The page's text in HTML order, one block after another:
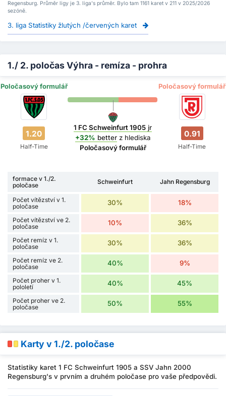
Regensburg. Průměr ligy je 3. liga's průměr. Bylo tam 1161 karet v 211 v 2025/2026
sezóně.
3. liga Statistiky žlutých /červených karet
1./ 2. poločas Výhra - remíza - prohra
Poločasový formulář Poločasový formulář
1.20
Half-Time
1 FC Schweinfurt 1905 jr
+32% better z hlediska
Poločasový formulář
0.91
Half-Time
formace v 1./2.
poločase
Schweinfurt Jahn Regensburg
Počet vítězství v 1.
poločase
30% 18%
Počet vítězství ve 2.
poločase
10% 36%
Počet remíz v 1.
poločase
30% 36%
Počet remíz ve 2.
poločase
40% 9%
Počet proher v 1.
pololetí
40% 45%
Počet proher ve 2.
poločase
50% 55%
Karty v 1./2. poločase
Statistiky karet 1 FC Schweinfurt 1905 a SSV Jahn 2000
Regensburg's v prvním a druhém poločase pro vaše předpovědi.